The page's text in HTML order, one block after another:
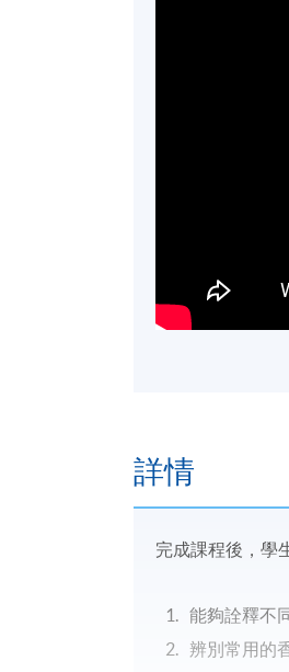
詳情
完成課程後，學
能夠詮釋不
辨別常用的